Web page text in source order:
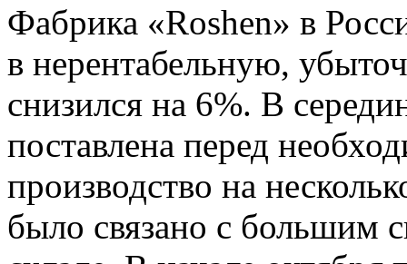
Фабрика «Roshen» в
в нерентабельную,
снизился на 6%. В
поставлена перед
производство на
было связано с большим